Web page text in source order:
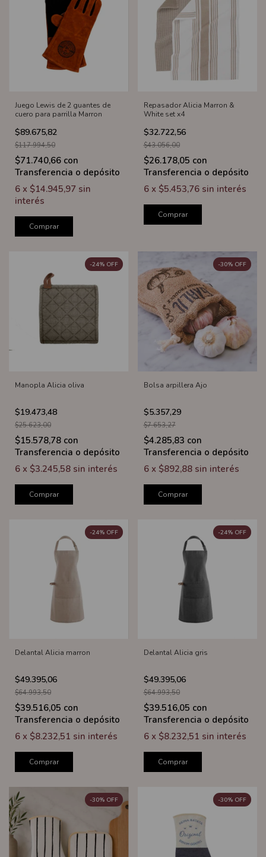
Juego Lewis de 2 guantes de
cuero para parrilla Marron
$89.675,82
$117.994,50
$71.740,66 con
Transferencia o depósito
6 x $14.945,97 sin
interés
Comprar
Repasador Alicia Marron &
White set x4
$32.722,56
$43.056,00
$26.178,05 con
Transferencia o depósito
6 x $5.453,76 sin interés
Comprar
Manopla Alicia oliva
$19.473,48
-24% OFF
$25.623,00
$15.578,78 con
Transferencia o depósito
6 x $3.245,58 sin interés
Comprar
Bolsa arpillera Ajo
$5.357,29
-30% OFF
$7.653,27
$4.285,83 con
Transferencia o depósito
6 x $892,88 sin interés
Comprar
Delantal Alicia marron
$49.395,06
-24% OFF
$64.993,50
$39.516,05 con
Transferencia o depósito
6 x $8.232,51 sin interés
Comprar
Delantal Alicia gris
$49.395,06
-24% OFF
$64.993,50
$39.516,05 con
Transferencia o depósito
6 x $8.232,51 sin interés
Comprar
-30% OFF -30% OFF